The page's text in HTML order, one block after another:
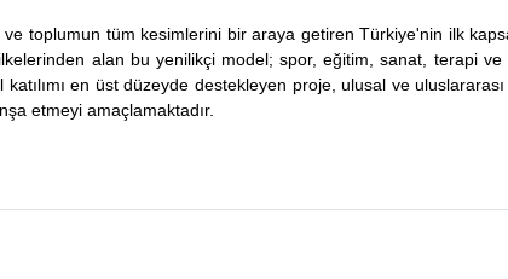
toplumun tüm kesimlerini bir araya getiren Türkiye'nin ilk
alan bu yenilikçi model; spor, eğitim, sanat, terapi
en üst düzeyde destekleyen proje, ulusal ve
etmeyi amaçlamaktadır.